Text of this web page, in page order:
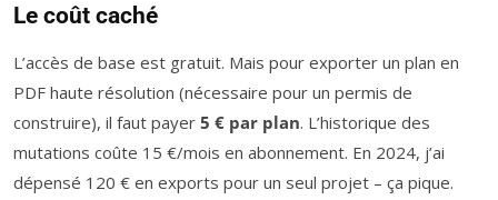
Le coût caché
L’accès de base est gratuit. Mais pour exporter un plan en
PDF haute résolution (nécessaire pour un permis de
construire), il faut payer 5 € par plan. L’historique des
mutations coûte 15 €/mois en abonnement. En 2024, j’ai
dépensé 120 € en exports pour un seul projet – ça pique.